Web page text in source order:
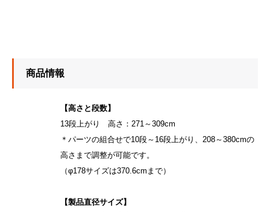
商品情報
【高さと段数】
13段上がり 高さ：271～309cm
＊パーツの組合せで10段～16段上がり、208～380cmの
高さまで調整が可能です。
（φ178サイズは370.6cmまで）
【製品直径サイズ】